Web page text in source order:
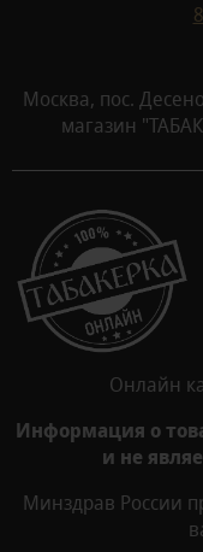
Москва, пос.
магазин
Онлайн
Информация о
и не
Минздрав России